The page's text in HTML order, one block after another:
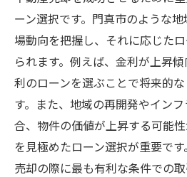
効果的なプロモーショ
売却に適した時期を見
地域特化型エージェン
地域住民のニーズを反
不動産売却でローンを有効
ローンを利用する際の
売却前に知っておくべ
ーン選択です。門真市のような
場動向を把握し、それに応じた
られます。例えば、金利が上昇
利のローンを選ぶことで将来的
す。また、地域の再開発やイン
合、物件の価値が上昇する可能
を見極めたローン選択が重要で
売却の際に最も有利な条件での